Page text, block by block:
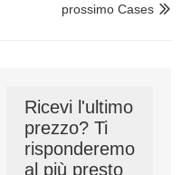

prossimo Cases
Ricevi l'ultimo
prezzo? Ti
risponderemo
al più presto